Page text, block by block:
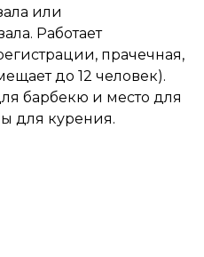
или
Работает
прачечная,
до 12 человек).
барбекю и место для
для курения.